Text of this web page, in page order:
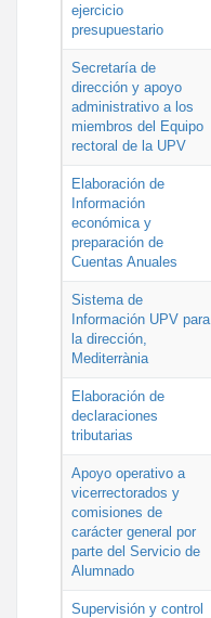
ejercicio
presupuestario
Secretaría de
dirección y apoyo
administrativo a los
miembros del Equipo
rectoral de la UPV
Elaboración de
Información
económica y
preparación de
Cuentas Anuales
Sistema de
Información UPV para
la dirección,
Mediterrània
Elaboración de
declaraciones
tributarias
Apoyo operativo a
vicerrectorados y
comisiones de
carácter general por
parte del Servicio de
Alumnado
Supervisión y control